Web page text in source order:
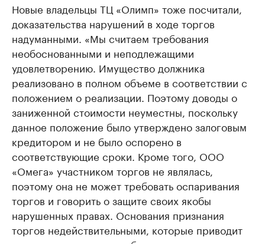
Новые владельцы ТЦ «Олимп» тоже посчитали,
доказательства нарушений в ходе торгов
надуманными. «Мы считаем требования
необоснованными и неподлежащими
удовлетворению. Имущество должника
реализовано в полном объеме в соответствии с
положением о реализации. Поэтому доводы о
заниженной стоимости неуместны, поскольку
данное положение было утверждено залоговым
кредитором и не было оспорено в
соответствующие сроки. Кроме того, ООО
«Омега» участником торгов не являлась,
поэтому она не может требовать оспаривания
торгов и говорить о защите своих якобы
нарушенных правах. Основания признания
торгов недействительными, которые приводит